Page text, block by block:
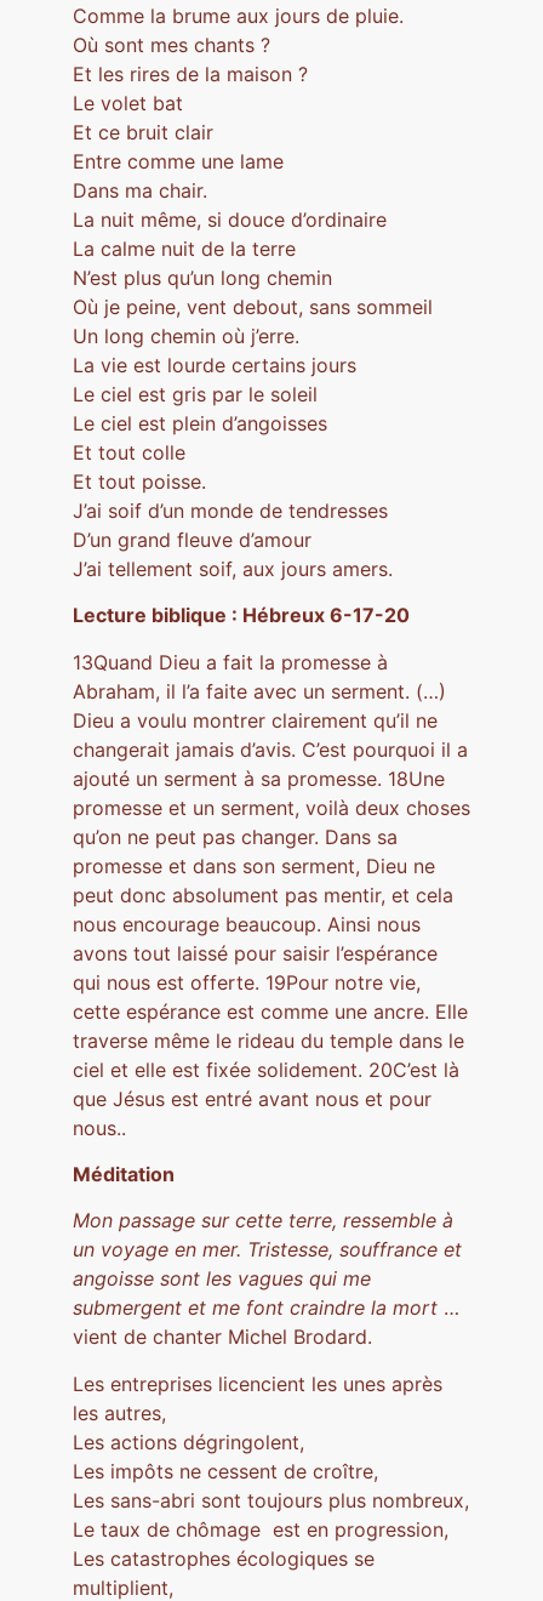
Comme la brume aux jours de pluie.
Où sont mes chants ?
Et les rires de la maison ?
Le volet bat
Et ce bruit clair
Entre comme une lame
Dans ma chair.
La nuit même, si douce d’ordinaire
La calme nuit de la terre
N’est plus qu’un long chemin
Où je peine, vent debout, sans sommeil
Un long chemin où j’erre.
La vie est lourde certains jours
Le ciel est gris par le soleil
Le ciel est plein d’angoisses
Et tout colle
Et tout poisse.
J’ai soif d’un monde de tendresses
D’un grand fleuve d’amour
J’ai tellement soif, aux jours amers.
Lecture biblique : Hébreux 6-17-20
13Quand Dieu a fait la promesse à
Abraham, il l’a faite avec un serment. (…)
Dieu a voulu montrer clairement qu’il ne
changerait jamais d’avis. C’est pourquoi il a
ajouté un serment à sa promesse. 18Une
promesse et un serment, voilà deux choses
qu’on ne peut pas changer. Dans sa
promesse et dans son serment, Dieu ne
peut donc absolument pas mentir, et cela
nous encourage beaucoup. Ainsi nous
avons tout laissé pour saisir l’espérance
qui nous est offerte. 19Pour notre vie,
cette espérance est comme une ancre. Elle
traverse même le rideau du temple dans le
ciel et elle est fixée solidement. 20C’est là
que Jésus est entré avant nous et pour
nous..
Méditation
Mon passage sur cette terre, ressemble à
un voyage en mer. Tristesse, souffrance et
angoisse sont les vagues qui me
submergent et me font craindre la mort …
vient de chanter Michel Brodard.
Les entreprises licencient les unes après
les autres,
Les actions dégringolent,
Les impôts ne cessent de croître,
Les sans-abri sont toujours plus nombreux,
Le taux de chômage est en progression,
Les catastrophes écologiques se
multiplient,